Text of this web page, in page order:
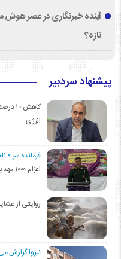
آینده خبرنگاری در عصر هوش
تازه؟
پیشنهاد سردبیر
کاهش
انرژی
فرمانده سپاه
اعزام ۱۰۰۰ مهدیشهری به تشییع رهبر شهید
روایتی از
نیزوا گزارش